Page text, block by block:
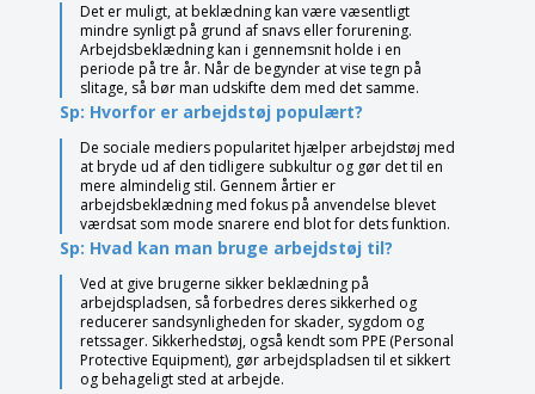
Det er muligt, at beklædning kan være væsentligt
mindre synligt på grund af snavs eller forurening.
Arbejdsbeklædning kan i gennemsnit holde i en
periode på tre år. Når de begynder at vise tegn på
slitage, så bør man udskifte dem med det samme.
Sp: Hvorfor er arbejdstøj populært?
De sociale mediers popularitet hjælper arbejdstøj med
at bryde ud af den tidligere subkultur og gør det til en
mere almindelig stil. Gennem årtier er
arbejdsbeklædning med fokus på anvendelse blevet
værdsat som mode snarere end blot for dets funktion.
Sp: Hvad kan man bruge arbejdstøj til?
Ved at give brugerne sikker beklædning på
arbejdspladsen, så forbedres deres sikkerhed og
reducerer sandsynligheden for skader, sygdom og
retssager. Sikkerhedstøj, også kendt som PPE (Personal
Protective Equipment), gør arbejdspladsen til et sikkert
og behageligt sted at arbejde.